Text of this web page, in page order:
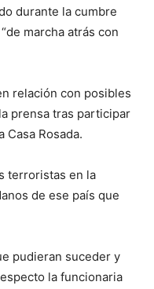
durante la cumbre
marcha atrás con
relación con posibles
prensa tras participar
Rosada.
terroristas en la
de ese país que
pudieran suceder y
la funcionaria